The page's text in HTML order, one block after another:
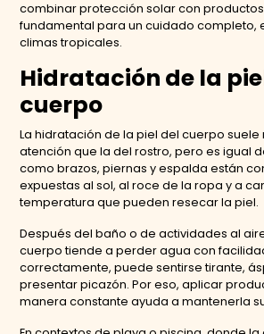
combinar protección solar con
fundamental para un cuidado completo,
climas tropicales.
Hidratación de la
cuerpo
La hidratación de la piel del cuerpo suele
atención que la del rostro, pero es igual
como brazos, piernas y espalda están
expuestas al sol, al roce de la ropa y a
temperatura que pueden resecar la piel.
Después del baño o de actividades al
cuerpo tiende a perder agua con
correctamente, puede sentirse tirante,
presentar picazón. Por eso, aplicar
manera constante ayuda a mantenerla